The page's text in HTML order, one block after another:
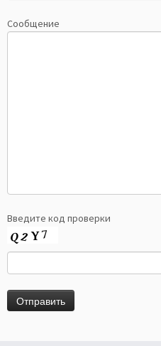
Сообщение
Введите код проверки